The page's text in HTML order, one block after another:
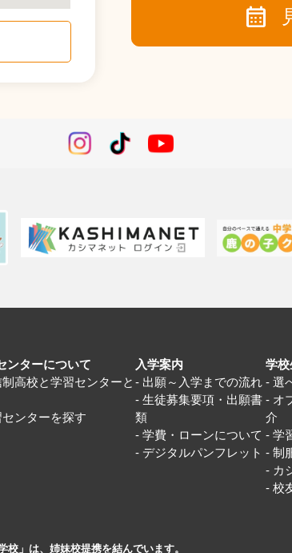
calendar_month
ンターについて
高校と学習センターと
ンターを探す
入学案内
出願～入学までの流れ
生徒募集要項・出願書
類
学費・ローンについて
デジタルパンフレット
学
選
オ
介
学
制
カ
校
」は、姉妹校提携を結んでいます。